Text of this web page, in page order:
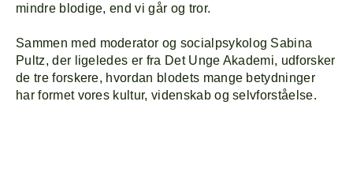
mindre blodige, end vi går og tror.
Sammen med moderator og socialpsykolog Sabina
Pultz, der ligeledes er fra Det Unge Akademi, udforsker
de tre forskere, hvordan blodets mange betydninger
har formet vores kultur, videnskab og selvforståelse.